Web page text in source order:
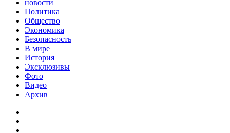
новости
Политика
Общество
Экономика
Безопасность
В мире
История
Эксклюзивы
Фото
Видео
Архив